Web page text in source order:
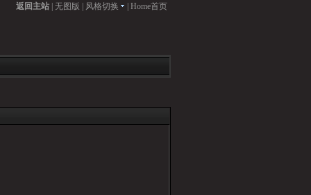
返回主站 无图版 风格切换 Home首页